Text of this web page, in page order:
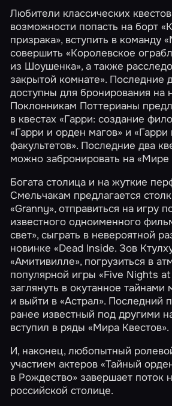
Любители классических
возможности попасть на борт
призрака», вступить в команду
совершить«Королевское
из Шоушенка», а также
закрытой комнате». Последние
доступны для бронирования на
Поклонникам Поттерианы
в квестах«Гарри: создание
«Гарри и орден магов» и«Гарри
факультетов». Последние два
можно забронировать на «Мире
Богата столица и на жуткие
Смельчакам предлагается
«Granny», отправиться на игру
известного одноименного
свет», сыграть в невероятной
новинке«Dead Inside. Зов
«Амитивилле», погрузиться в
популярной игры«Five Nights
заглянуть в окутанное тайнами
и выйти в«Астрал». Последний
ранее известный под другими
вступил в ряды «Мира Квестов».
И, наконец, любопытный
участием актеров«Тайный
в Рождество» завершает поток
российской столице.